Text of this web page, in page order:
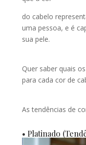
do cabelo
uma pessoa, e é
sua pele.
Quer saber quais
para cada cor de
As tendências de
• Platinado